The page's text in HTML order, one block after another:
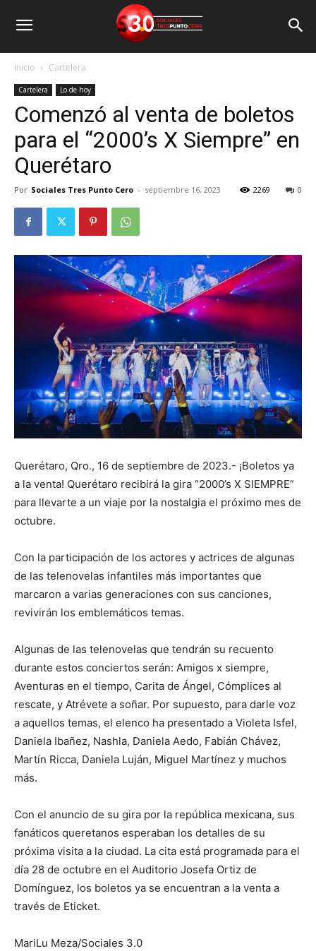
Inicio Cartelera
Cartelera Lo de hoy
Comenzó al venta de boletos
para el “2000’s X Siempre” en
Querétaro
Por Sociales Tres Punto Cero - septiembre 16, 2023 0
2269
Querétaro, Qro., 16 de septiembre de 2023.- ¡Boletos ya
a la venta! Querétaro recibirá la gira “2000’s X SIEMPRE”
para llevarte a un viaje por la nostalgia el próximo mes de
octubre.
Con la participación de los actores y actrices de algunas
de las telenovelas infantiles más importantes que
marcaron a varias generaciones con sus canciones,
revivirán los emblemáticos temas.
Algunas de las telenovelas que tendrán su recuento
durante estos conciertos serán: Amigos x siempre,
Aventuras en el tiempo, Carita de Ángel, Cómplices al
rescate, y Atrévete a soñar. Por supuesto, para darle voz
a aquellos temas, el elenco ha presentado a Violeta Isfel,
Daniela Ibañez, Nashla, Daniela Aedo, Fabián Chávez,
Martín Ricca, Daniela Luján, Miguel Martínez y muchos
más.
Con el anuncio de su gira por la república mexicana, sus
fanáticos queretanos esperaban los detalles de su
próxima visita a la ciudad. La cita está programada para el
día 28 de octubre en el Auditorio Josefa Ortiz de
Domínguez, los boletos ya se encuentran a la venta a
través de Eticket.
MariLu Meza/Sociales 3.0